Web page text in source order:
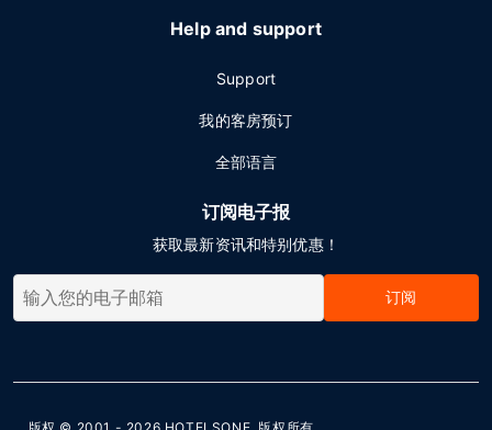
Help and support
Support
我的客房预订
全部语言
订阅电子报
获取最新资讯和特别优惠！
订阅